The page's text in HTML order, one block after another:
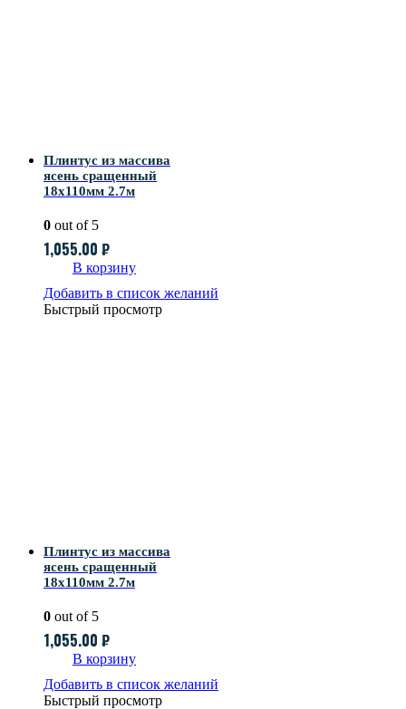
Плинтус из массива
ясень сращенный
18х110мм 2.7м
0 out of 5
1,055.00 ₽
В корзину
Добавить в список желаний
Быстрый просмотр
Плинтус из массива
ясень сращенный
18х110мм 2.7м
0 out of 5
1,055.00 ₽
В корзину
Добавить в список желаний
Быстрый просмотр